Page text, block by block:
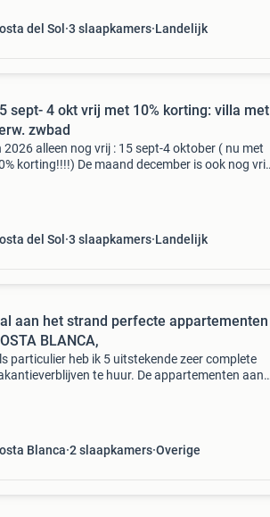
del Sol 3 slaapkamers Landelijk
sept- 4 okt vrij met 10% korting: villa met
zwbad
2026 alleen nog vrij : 15 sept-4 oktober ( nu met
korting!!!!) De maand december is ook nog vrij
del Sol 3 slaapkamers Landelijk
aan het strand perfecte appartementen
BLANCA,
particulier heb ik 5 uitstekende zeer complete
te huur. De appartementen aan
Blanca 2 slaapkamers Overige